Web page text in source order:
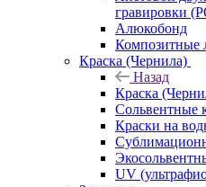
гравировки
Алюкобонд
Композитные
Краска (Чернила)
Назад
Краска
Сольвентные
Краски на
UV